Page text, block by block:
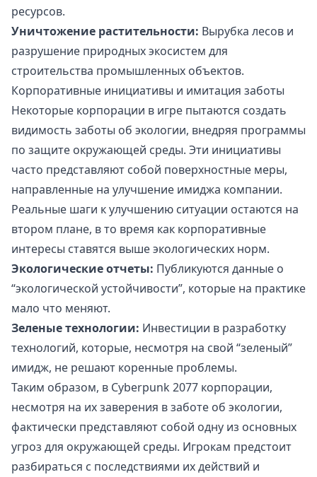
ресурсов.
Уничтожение растительности: Вырубка лесов и
разрушение природных экосистем для
строительства промышленных объектов.
Корпоративные инициативы и имитация заботы
Некоторые корпорации в игре пытаются создать
видимость заботы об экологии, внедряя программы
по защите окружающей среды. Эти инициативы
часто представляют собой поверхностные меры,
направленные на улучшение имиджа компании.
Реальные шаги к улучшению ситуации остаются на
втором плане, в то время как корпоративные
интересы ставятся выше экологических норм.
Экологические отчеты: Публикуются данные о
“экологической устойчивости”, которые на практике
мало что меняют.
Зеленые технологии: Инвестиции в разработку
технологий, которые, несмотря на свой “зеленый”
имидж, не решают коренные проблемы.
Таким образом, в Cyberpunk 2077 корпорации,
несмотря на их заверения в заботе об экологии,
фактически представляют собой одну из основных
угроз для окружающей среды. Игрокам предстоит
разбираться с последствиями их действий и